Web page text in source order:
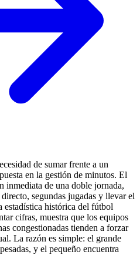
de sumar frente a un
en la gestión de minutos. El
inmediata de una doble jornada,
segundas jugadas y llevar el
histórica del fútbol
cifras, muestra que los equipos
congestionadas tienden a forzar
La razón es simple: el grande
y el pequeño encuentra